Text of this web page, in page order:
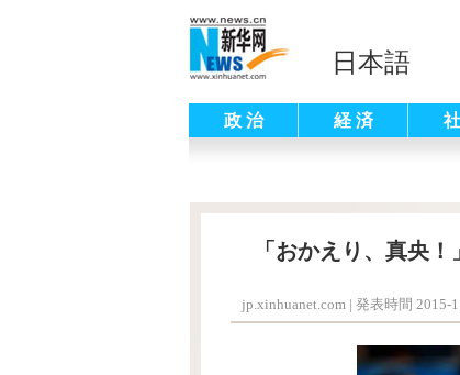
日本語
政 治 経 済
「おかえり、真央
jp.xinhuanet.com | 発表時間 2015-